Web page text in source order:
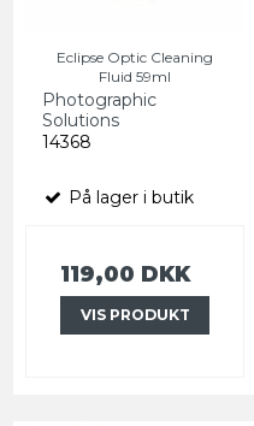
Eclipse Optic Cleaning
Fluid 59ml
Photographic
Solutions
14368
På lager i butik
119,00 DKK
VIS PRODUKT